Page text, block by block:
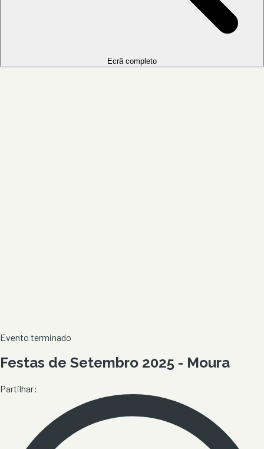
Ecrã completo
Evento terminado
Festas de Setembro 2025 - Moura
Partilhar: